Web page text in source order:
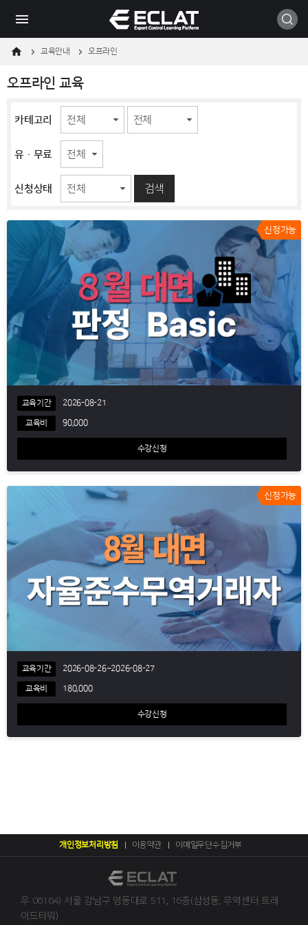
로
로
모바일
교육안내 오프라인
오프라인 교육
카테고리
유·무료
신청상태 검색
신청가능
교육기간 2026-08-21
교육비 90,000
수강신청
신청가능
교육기간 2026-08-26~2026-08-27
교육비 180,000
수강신청
개인정보처리방침 이용약관 이메일무단수집거부
우 06164) 서울 강남구 영동대로 511, 16층(삼성동, 무역센터 트레
이드타워)